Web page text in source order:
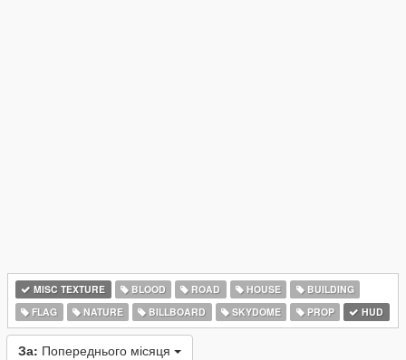
MISC TEXTURE BLOOD ROAD HOUSE
BUILDING
FLAG
NATURE BILLBOARD SKYDOME PROP HUD
За: Попереднього місяця